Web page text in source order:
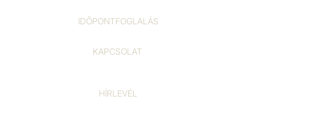
IDŐPONTFOGLALÁS
KAPCSOLAT
HÍRLEVÉL